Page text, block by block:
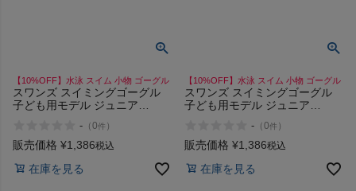
もっと見る
【10%OFF】水泳 スイム 小物 ゴーグル
スワンズ スイミングゴーグル
子ども用モデル ジュニア
- （0件 ）
販売価格 ¥1,386税込
在庫を見る
【10%OFF】水泳 スイム 小物 ゴーグル
スワンズ スイミングゴーグル
子ども用モデル ジュニア
- （0件 ）
販売価格 ¥1,386税込
在庫を見る